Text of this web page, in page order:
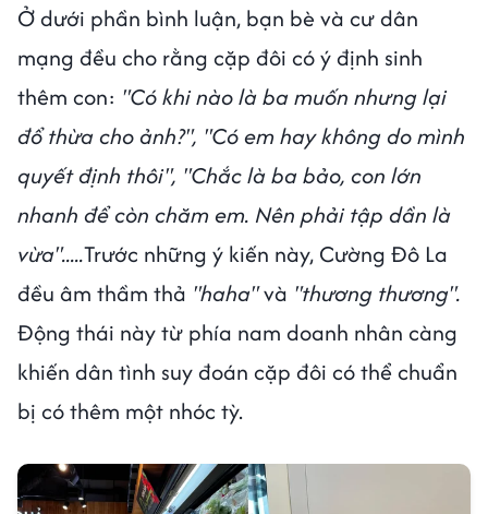
Ở dưới phần bình luận, bạn bè và cư dân
mạng đều cho rằng cặp đôi có ý định sinh
thêm con: "Có khi nào là ba muốn nhưng lại
đổ thừa cho ảnh?", "Có em hay không do mình
quyết định thôi", "Chắc là ba bảo, con lớn
nhanh để còn chăm em. Nên phải tập dần là
vừa".....Trước những ý kiến này, Cường Đô La
đều âm thầm thả "haha"và "thương thương".
Động thái này từ phía nam doanh nhân càng
khiến dân tình suy đoán cặp đôi có thể chuẩn
bị có thêm một nhóc tỳ.